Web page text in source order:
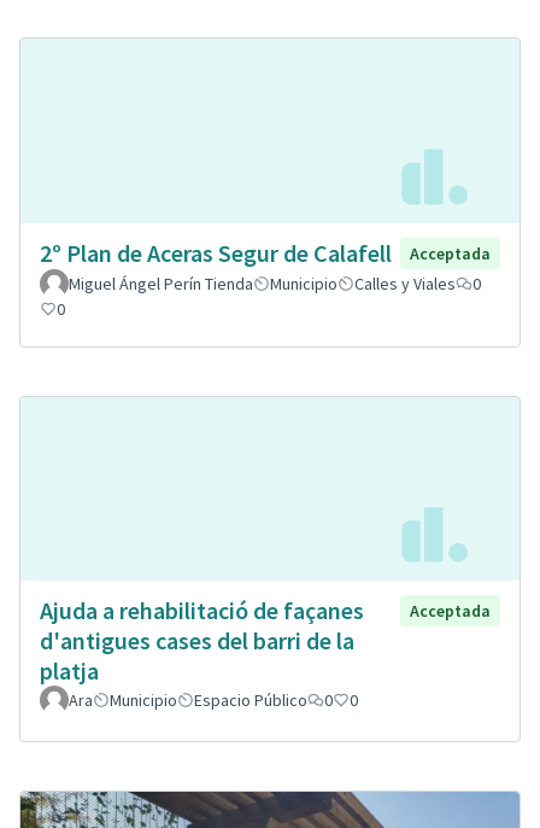
2º Plan de Aceras Segur de Calafell
Acceptada
Miguel Ángel Perín Tienda
Municipio Calles y Viales
0
0
Ajuda a rehabilitació de façanes
d'antigues cases del barri de la
platja
Acceptada
Ara Municipio Espacio Público 0 0